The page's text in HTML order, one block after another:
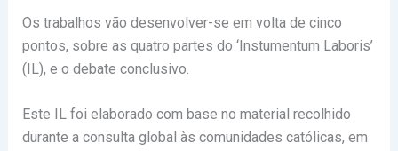
Os trabalhos vão desenvolver-se em volta de cinco
pontos, sobre as quatro partes do ‘Instumentum Laboris’
(IL), e o debate conclusivo.
Este IL foi elaborado com base no material recolhido
durante a consulta global às comunidades católicas, em